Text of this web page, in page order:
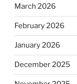
March 2026
February 2026
January 2026
December 2025